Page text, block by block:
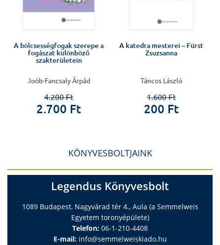
A bölcsességfogak szerepe a
fogászat különböző
szakterületein
Joób-Fancsaly Árpád
4.200 Ft
2.700 Ft
A katedra mesterei – Fürst
Zsuzsanna
Táncos László
1.600 Ft
200 Ft
KÖNYVESBOLTJAINK
Legendus Könyvesbolt
1089 Budapest, Nagyvárad tér 4., Aula (a Semmelweis
Egyetem toronyépülete)
Telefon: 06-1-210-4408
E-mail: info@semmelweiskiado.hu